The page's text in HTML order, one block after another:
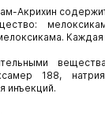
Акрихин
Каждая
188,
инъекций.